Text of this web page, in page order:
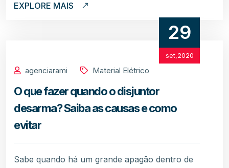
EXPLORE MAIS
29
set,2020
agenciarami Material Elétrico
O que fazer quando o disjuntor
desarma? Saiba as causas e como
evitar
Sabe quando há um grande apagão dentro de